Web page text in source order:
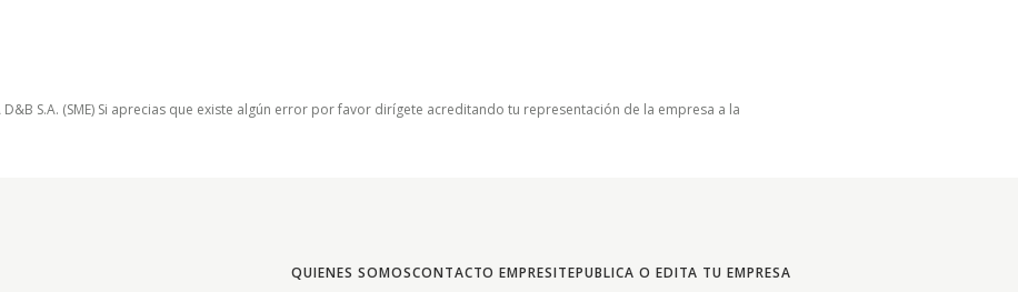
S.A. (SME) Si aprecias que existe algún error por favor dirígete acreditando tu representación de la empresa a la
QUIENES SOMOSCONTACTO EMPRESITEPUBLICA O EDITA TU EMPRESA